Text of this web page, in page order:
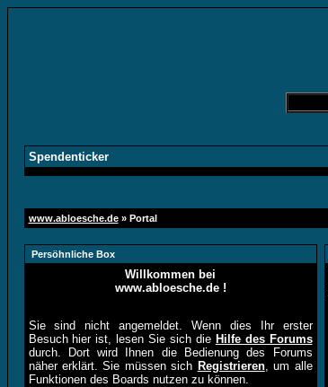
Spendenticker
www.abloesche.de» Portal
Persöhnliche Box
Willkommen bei
www.abloesche.de !
Sie sind nicht angemeldet. Wenn dies Ihr erster
Besuch hier ist, lesen Sie sich die Hilfe des Forums
durch. Dort wird Ihnen die Bedienung des Forums
näher erklärt. Sie müssen sich Registrieren, um alle
Funktionen des Boards nutzen zu können.